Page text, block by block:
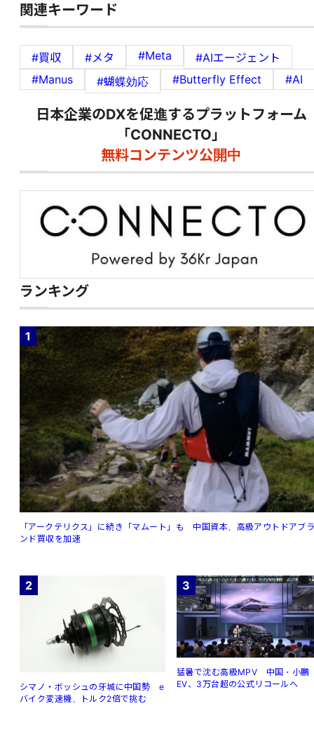
関連キーワード
#買収 #メタ #Meta
#AIエージェント
#Manus
#蝴蝶効応 #Butterfly Effect #AI
日本企業のDXを促進するプラットフォーム
「CONNECTO」
無料コンテンツ公開中
ランキング
1
「アークテリクス」に続き「マムート」も 中国資本、高級アウトドアブ
ンド買収を加速
2
シマノ・ボッシュの牙城に中国勢 e
バイク変速機、トルク2倍で挑む
3
猛暑で沈む高級MPV 中国・小鵬
EV、3万台超の公式リコールへ